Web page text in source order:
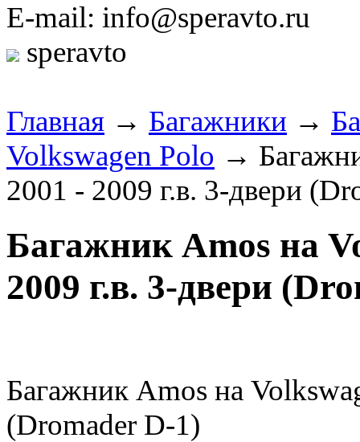
E-mail: info@speravto.ru
speravto
Главная → Багажники →
Volkswagen Polo →
2001 - 2009 г.в. 3-двери
Багажник Amos на
2009 г.в. 3-двери
Багажник Amos на
(Dromader D-1)